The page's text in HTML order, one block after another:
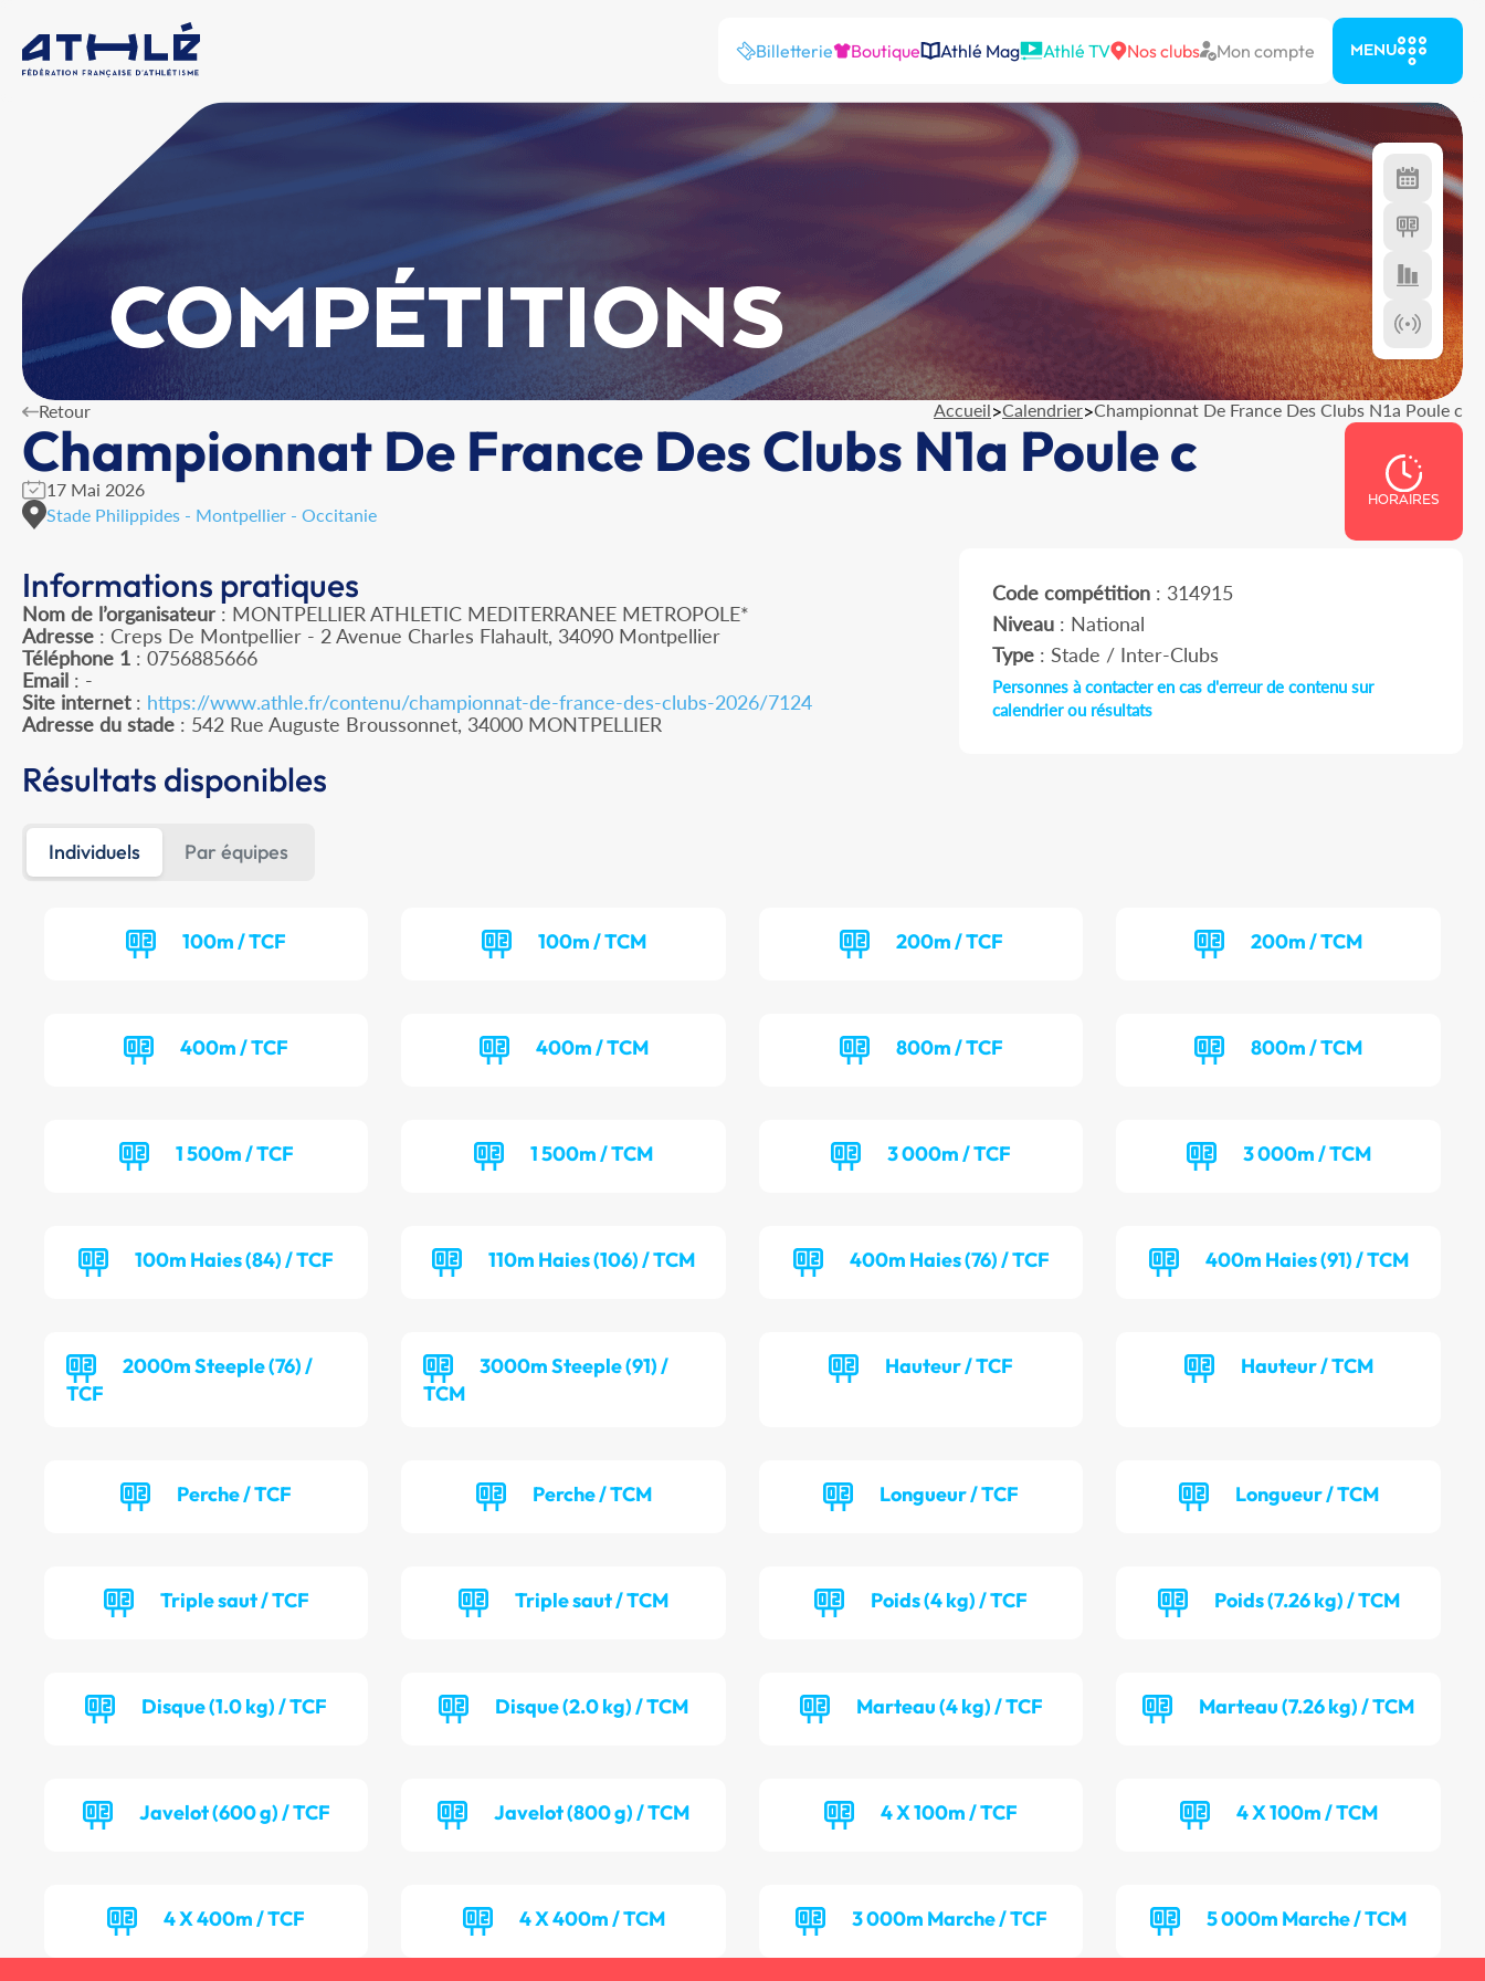
Billetterie Boutique Athlé Mag Athlé TV Nos clubs Mon compte MENU
COMPÉTITIONS
Retour Accueil>Calendrier>Championnat De France Des Clubs N1a Poule c
Championnat De France Des Clubs N1a Poule c
17 Mai 2026
Stade Philippides - Montpellier - Occitanie
HORAIRES
Informations pratiques
Nom de l’organisateur : MONTPELLIER ATHLETIC MEDITERRANEE METROPOLE*
Adresse : Creps De Montpellier - 2 Avenue Charles Flahault, 34090 Montpellier
Téléphone 1 : 0756885666
Email : -
Site internet: https://www.athle.fr/contenu/championnat-de-france-des-clubs-2026/7124
Adresse du stade : 542 Rue Auguste Broussonnet, 34000 MONTPELLIER
Code compétition: 314915
Niveau: National
Type: Stade / Inter-Clubs
Personnes à contacter en cas d'erreur de contenu sur
calendrier ou résultats
Résultats disponibles
Individuels Par équipes
100m / TCF 100m / TCM 200m / TCF 200m / TCM
400m / TCF 400m / TCM 800m / TCF 800m / TCM
1 500m / TCF 1 500m / TCM 3 000m / TCF 3 000m / TCM
100m Haies (84) / TCF 110m Haies (106) / TCM 400m Haies (76) / TCF 400m Haies (91) / TCM
2000m Steeple (76) /
TCF
3000m Steeple (91) /
TCM
Hauteur / TCF Hauteur / TCM
Perche / TCF Perche / TCM Longueur / TCF Longueur / TCM
Triple saut / TCF Triple saut / TCM Poids (4 kg) / TCF Poids (7.26 kg) / TCM
Disque (1.0 kg) / TCF Disque (2.0 kg) / TCM Marteau (4 kg) / TCF Marteau (7.26 kg) / TCM
Javelot (600 g) / TCF Javelot (800 g) / TCM 4 X 100m / TCF 4 X 100m / TCM
4 X 400m / TCF 4 X 400m / TCM 3 000m Marche / TCF 5 000m Marche / TCM